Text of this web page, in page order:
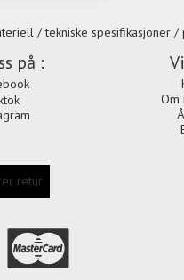
/ tekniske spesifikasjoner /
Om
på :
retur